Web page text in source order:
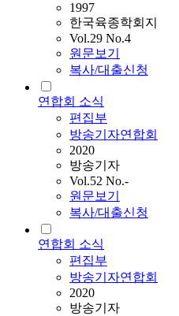
1997
한국육종학회지
Vol.29 No.4
원문보기
복사/대출신청
연합회 소식
편집부
방송기자연합회
2020
방송기자
Vol.52 No.-
원문보기
복사/대출신청
연합회 소식
편집부
방송기자연합회
2020
방송기자